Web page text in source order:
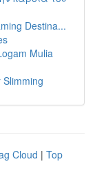
Destina...
Mulia
Cloud | Top